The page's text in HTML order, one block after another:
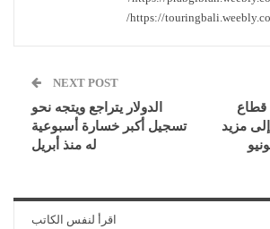
https://
مزيد
NEXT POST
الدولار يتراجع ويتجه نحو
تسجيل أكبر خسارة أسبوعية
له منذ أبريل
اقرأ لنفس الكاتب